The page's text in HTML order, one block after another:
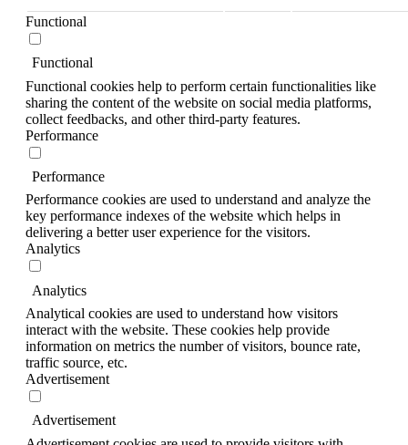
Functional
Functional
Functional cookies help to perform certain functionalities like
sharing the content of the website on social media platforms,
collect feedbacks, and other third-party features.
Performance
Performance
Performance cookies are used to understand and analyze the
key performance indexes of the website which helps in
delivering a better user experience for the visitors.
Analytics
Analytics
Analytical cookies are used to understand how visitors
interact with the website. These cookies help provide
information on metrics the number of visitors, bounce rate,
traffic source, etc.
Advertisement
Advertisement